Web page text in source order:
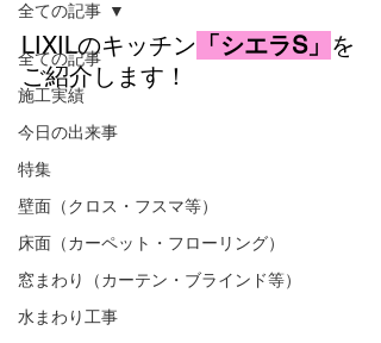
全ての記事
施工実績
今日の出来事
特集
壁面（クロス・フスマ等）
床面（カーペット・フローリング）
窓まわり（カーテン・ブラインド等）
水まわり工事
全ての記事
LIXILのキッチン 「シエラS」 を
ご紹介します！